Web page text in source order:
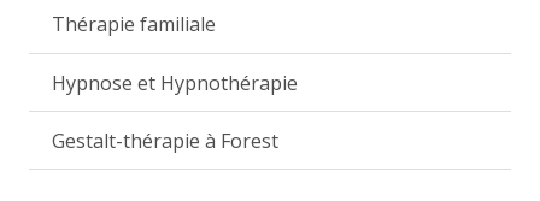
Thérapie familiale
Hypnose et Hypnothérapie
Gestalt-thérapie à Forest